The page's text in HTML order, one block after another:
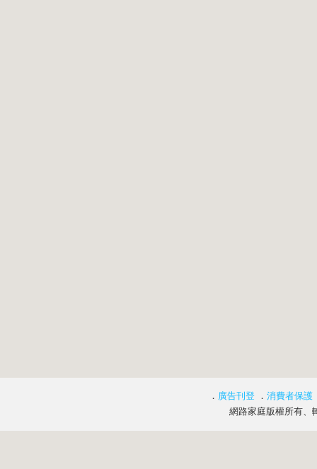
． 廣告刊登 ． 消費者保護
網路家庭版權所有、